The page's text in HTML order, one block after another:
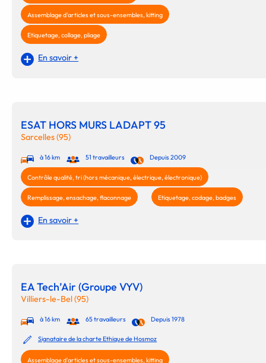
Assemblage d'articles et sous-ensembles, kitting
Etiquetage, collage, pliage
En savoir +
ESAT HORS MURS LADAPT 95
Sarcelles (95)
à 16 km 51 travailleurs Depuis 2009
Contrôle qualité, tri (hors mécanique, électrique, électronique)
Remplissage, ensachage, flaconnage Etiquetage, codage, badges
En savoir +
EA Tech’Air (Groupe VYV)
Villiers-le-Bel (95)
à 16 km 65 travailleurs Depuis 1978
Signataire de la charte Ethique de Hosmoz
Assemblage d'articles et sous-ensembles, kitting